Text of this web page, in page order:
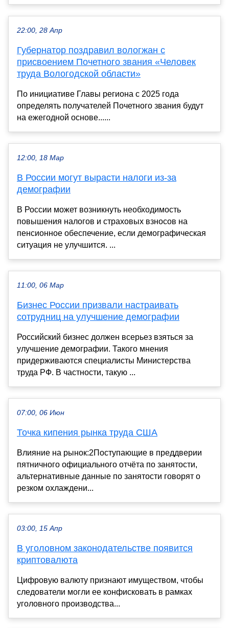
22:00, 28 Апр
Губернатор поздравил вологжан с
присвоением Почетного звания «Человек
труда Вологодской области»
По инициативе Главы региона с 2025 года
определять получателей Почетного звания будут
на ежегодной основе......
12:00, 18 Мар
В России могут вырасти налоги из-за
демографии
В России может возникнуть необходимость
повышения налогов и страховых взносов на
пенсионное обеспечение, если демографическая
ситуация не улучшится. ...
11:00, 06 Мар
Бизнес России призвали настраивать
сотрудниц на улучшение демографии
Российский бизнес должен всерьез взяться за
улучшение демографии. Такого мнения
придерживаются специалисты Министерства
труда РФ. В частности, такую ...
07:00, 06 Июн
Точка кипения рынка труда США
Влияние на рынок:2Поступающие в преддверии
пятничного официального отчёта по занятости,
альтернативные данные по занятости говорят о
резком охлаждени...
03:00, 15 Апр
В уголовном законодательстве появится
криптовалюта
Цифровую валюту признают имуществом, чтобы
следователи могли ее конфисковать в рамках
уголовного производства...